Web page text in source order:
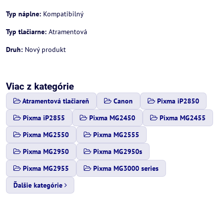
Typ náplne: Kompatibilný
Typ tlačiarne: Atramentová
Druh: Nový produkt
Viac z kategórie
Atramentová tlačiareň Canon
Pixma iP2850
Pixma iP2855
Pixma MG2450
Pixma MG2455
Pixma MG2550
Pixma MG2555
Pixma MG2950
Pixma MG2950s
Pixma MG2955
Pixma MG3000 series
Ďalšie kategórie